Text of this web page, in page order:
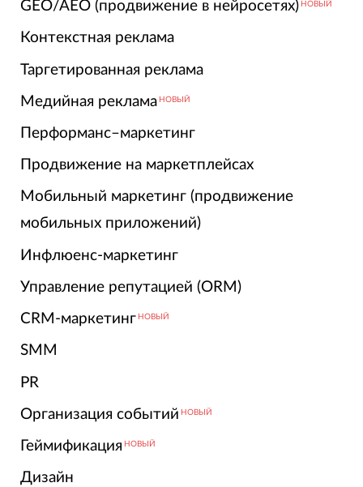
GEO/AEO (продвижение в нейросетях) НОВЫЙ
Контекстная реклама
Таргетированная реклама
Медийная реклама НОВЫЙ
Перформанс–маркетинг
Продвижение на маркетплейсах
Мобильный маркетинг (продвижение
мобильных приложений)
Инфлюенс-маркетинг
Управление репутацией (ORM)
CRM-маркетинг НОВЫЙ
SMM
PR
Организация событий НОВЫЙ
Геймификация НОВЫЙ
Дизайн